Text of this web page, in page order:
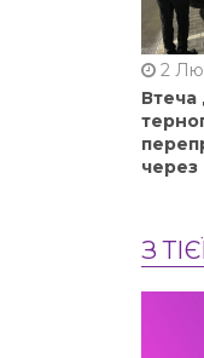
2
Втеча
З